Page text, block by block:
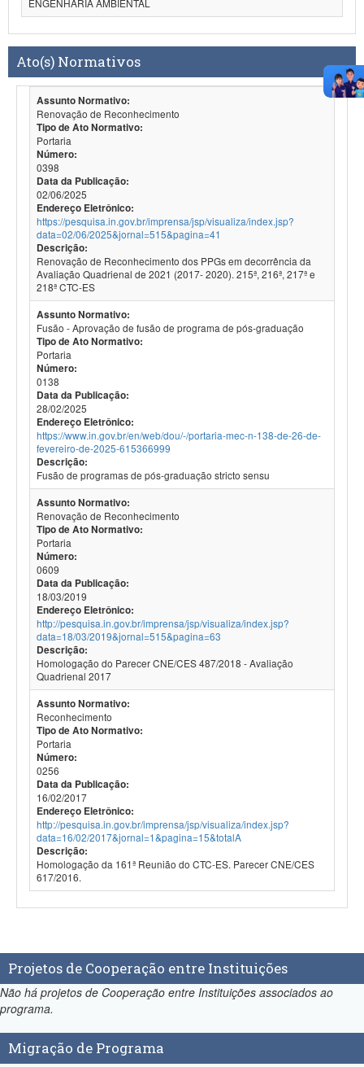
ENGENHARIA AMBIENTAL
Ato(s) Normativos
Assunto Normativo:
Renovação de Reconhecimento
Tipo de Ato Normativo:
Portaria
Número:
0398
Data da Publicação:
02/06/2025
Endereço Eletrônico:
https://pesquisa.in.gov.br/imprensa/jsp/visualiza/index.jsp?
data=02/06/2025&jornal=515&pagina=41
Descrição:
Renovação de Reconhecimento dos PPGs em decorrência da
Avaliação Quadrienal de 2021 (2017- 2020). 215ª, 216ª, 217ª e
218ª CTC-ES
Assunto Normativo:
Fusão - Aprovação de fusão de programa de pós-graduação
Tipo de Ato Normativo:
Portaria
Número:
0138
Data da Publicação:
28/02/2025
Endereço Eletrônico:
https://www.in.gov.br/en/web/dou/-/portaria-mec-n-138-de-26-de-
fevereiro-de-2025-615366999
Descrição:
Fusão de programas de pós-graduação stricto sensu
Assunto Normativo:
Renovação de Reconhecimento
Tipo de Ato Normativo:
Portaria
Número:
0609
Data da Publicação:
18/03/2019
Endereço Eletrônico:
http://pesquisa.in.gov.br/imprensa/jsp/visualiza/index.jsp?
data=18/03/2019&jornal=515&pagina=63
Descrição:
Homologação do Parecer CNE/CES 487/2018 - Avaliação
Quadrienal 2017
Assunto Normativo:
Reconhecimento
Tipo de Ato Normativo:
Portaria
Número:
0256
Data da Publicação:
16/02/2017
Endereço Eletrônico:
http://pesquisa.in.gov.br/imprensa/jsp/visualiza/index.jsp?
data=16/02/2017&jornal=1&pagina=15&totalA
Descrição:
Homologação da 161ª Reunião do CTC-ES. Parecer CNE/CES
617/2016.
Projetos de Cooperação entre Instituições
Não há projetos de Cooperação entre Instituições associados ao
programa.
Migração de Programa